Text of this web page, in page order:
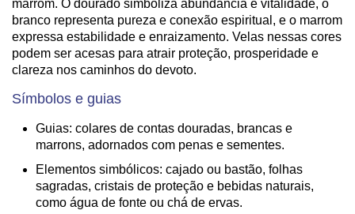
marrom. O dourado simboliza abundância e vitalidade, o
branco representa pureza e conexão espiritual, e o marrom
expressa estabilidade e enraizamento. Velas nessas cores
podem ser acesas para atrair proteção, prosperidade e
clareza nos caminhos do devoto.
Símbolos e guias
Guias: colares de contas douradas, brancas e
marrons, adornados com penas e sementes.
Elementos simbólicos: cajado ou bastão, folhas
sagradas, cristais de proteção e bebidas naturais,
como água de fonte ou chá de ervas.